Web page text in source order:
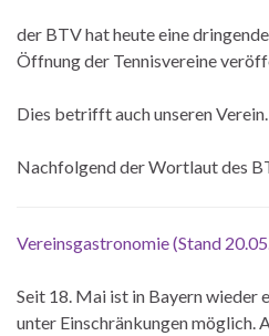
der BTV hat heute eine
Öffnung der Tennisvereine
Dies betrifft auch unseren Verein.
Nachfolgend der Wortlaut des
Vereinsgastronomie (Stand
Seit 18. Mai ist in Bayern wieder
unter Einschränkungen möglich.